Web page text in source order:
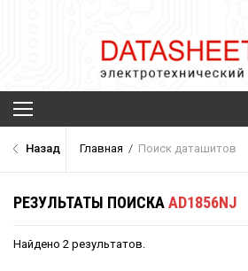
О проекте
Назад Главная / Поиск даташитов
РЕЗУЛЬТАТЫ ПОИСКАAD1856NJ
Найдено 2 результатов.